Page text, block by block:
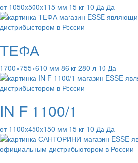
от 1050х500х115 мм 15 кг 10 Да Да
ТЕФА
1700×755×610 мм 86 кг 280 л 10 Да
IN F 1100/1
от 1100х450х150 мм 15 кг 10 Да Да